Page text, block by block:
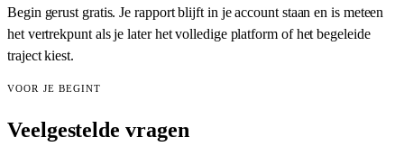
Begin gerust gratis. Je rapport blijft in je account staan en is meteen
het vertrekpunt als je later het volledige platform of het begeleide
traject kiest.
VOOR JE BEGINT
Veelgestelde vragen